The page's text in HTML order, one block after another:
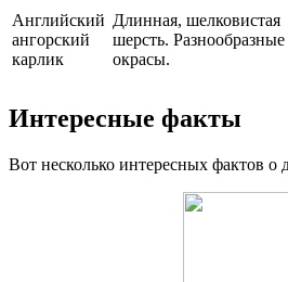
Английский
ангорский
карлик
Длинная, шелковистая
шерсть. Разнообразные
окрасы.
Интересные факты
Вот несколько интересных фактов о